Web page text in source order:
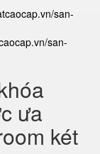
san-
san-
ưa
két